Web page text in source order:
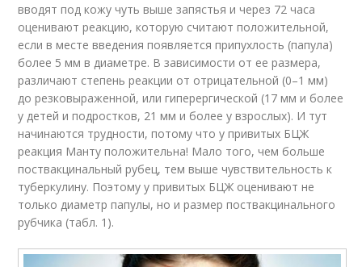
вводят под кожу чуть выше запястья и через 72 часа
оценивают реакцию, которую считают положительной,
если в месте введения появляется припухлость (папула)
более 5 мм в диаметре. В зависимости от ее размера,
различают степень реакции от отрицательной (0–1 мм)
до резковыраженной, или гиперергической (17 мм и более
у детей и подростков, 21 мм и более у взрослых). И тут
начинаются трудности, потому что у привитых БЦЖ
реакция Манту положительна! Мало того, чем больше
поствакцинальный рубец, тем выше чувствительность к
туберкулину. Поэтому у привитых БЦЖ оценивают не
только диаметр папулы, но и размер поствакцинального
рубчика (табл. 1).